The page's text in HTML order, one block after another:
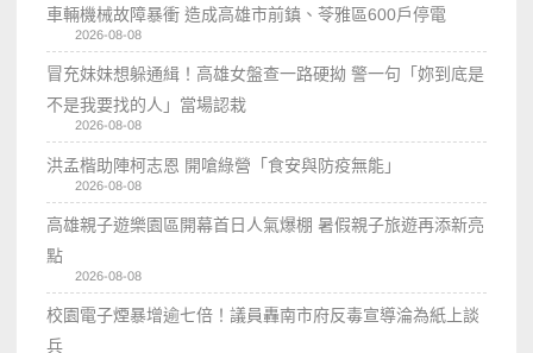
車輛機械故障暴衝 造成高雄市前鎮、苓雅區600戶停電
2026-08-08
冒充妹妹想躲通緝！高雄女盤查一路硬拗 警一句「妳到底是
不是我要找的人」當場認栽
2026-08-08
洪孟楷助陣柯志恩 開嗆綠營「食安與防疫無能」
2026-08-08
高雄親子遊樂園區開幕首日人氣爆棚 暑假親子旅遊再添新亮
點
2026-08-08
校園電子煙暴增逾七倍！議員轟南市府反毒宣導淪為紙上談
兵